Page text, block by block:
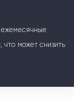
ежемесячные
может снизить